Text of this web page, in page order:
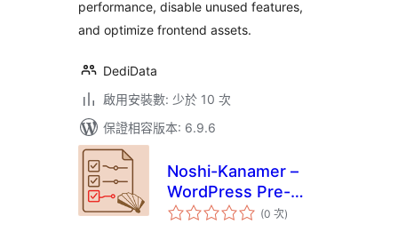
performance, disable unused features,
and optimize frontend assets.
DediData
啟用安裝數: 少於 10 次
保證相容版本: 6.9.6
Noshi-Kanamer –
WordPress Pre-
Launch Checklist &
(0 次評
分)